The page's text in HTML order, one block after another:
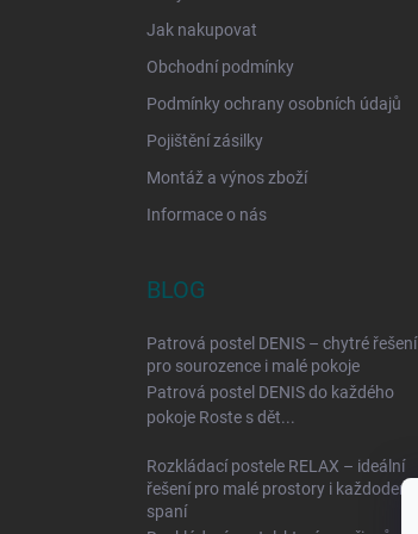
Jak nakupovat
Obchodní podmínky
Podmínky ochrany osobních údajů
Pojištění zásilky
Montáž a výnos zboží
Informace o nás
BLOG
Patrová postel DENIS – chytré řešení
pro sourozence i malé pokoje
Patrová postel DENIS do každého
pokoje Roste s dět...
Rozkládací postele RELAX – ideální
řešení pro malé prostory i každodenní
spaní